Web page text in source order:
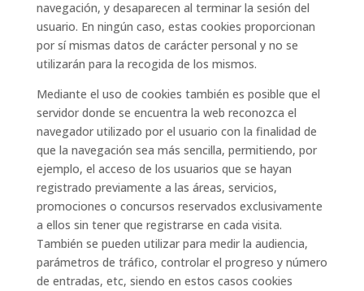
navegación, y desaparecen al terminar la sesión del
usuario. En ningún caso, estas cookies proporcionan
por sí mismas datos de carácter personal y no se
utilizarán para la recogida de los mismos.
Mediante el uso de cookies también es posible que el
servidor donde se encuentra la web reconozca el
navegador utilizado por el usuario con la finalidad de
que la navegación sea más sencilla, permitiendo, por
ejemplo, el acceso de los usuarios que se hayan
registrado previamente a las áreas, servicios,
promociones o concursos reservados exclusivamente
a ellos sin tener que registrarse en cada visita.
También se pueden utilizar para medir la audiencia,
parámetros de tráfico, controlar el progreso y número
de entradas, etc, siendo en estos casos cookies